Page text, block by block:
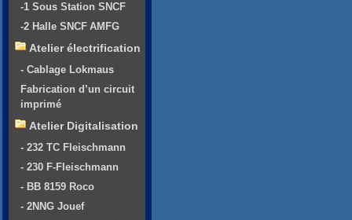
-1 Sous Station SNCF
-2 Halle SNCF AMFG
Atelier électrification
- Cablage Lokmaus
Fabrication d’un circuit
imprimé
Atelier Digitalisation
- 232 TC Fleischmann
- 230 F-Fleischmann
- BB 8159 Roco
- 2NNG Jouef